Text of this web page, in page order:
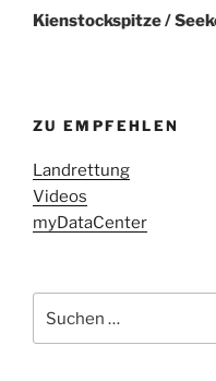
Beitrag
Kienstockspitze /
ZU EMPFEHLEN
Landrettung
Videos
myDataCenter
nach: